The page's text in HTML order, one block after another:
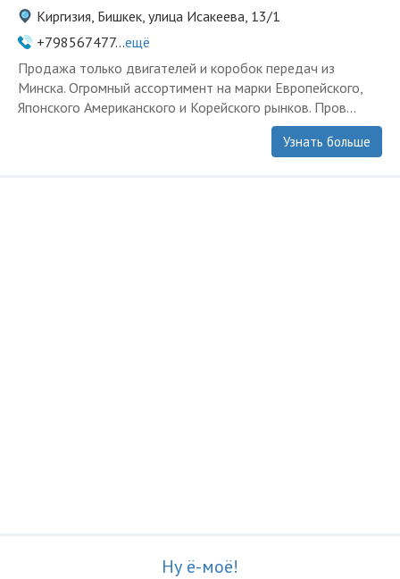
Киргизия, Бишкек, улица Исакеева, 13/1
+798567477...ещё
Продажа только двигателей и коробок передач из
Минска. Огромный ассортимент на марки Европейского,
Японского Американского и Корейского рынков. Пров...
Узнать больше
Ну ё-моё!